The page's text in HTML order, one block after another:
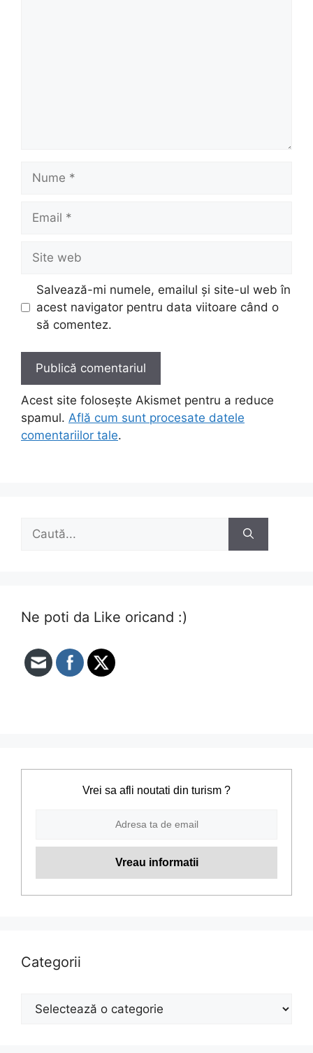
Nume
Email
Site
web
Salvează-mi numele, emailul și site-ul web în
acest navigator pentru data viitoare când o
să comentez.
Acest site folosește Akismet pentru a reduce
spamul. Află cum sunt procesate datele
comentariilor tale.
Caută
Ne poti da Like oricand :)
Vrei sa afli noutati din turism ?
Categorii
Categorii